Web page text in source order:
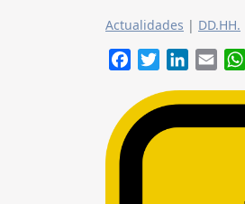
Actualidades | DD.HH.
FacebookTwitterLinkedIn
Email